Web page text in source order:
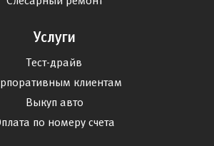
Услуги
Тест-драйв
клиентам
Выкуп авто
по номеру счета